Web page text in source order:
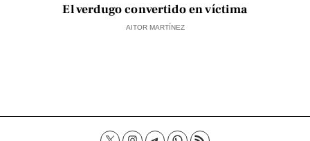
El verdugo convertido en víctima
AITOR MARTÍNEZ